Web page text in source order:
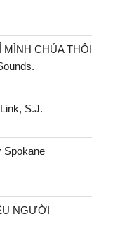
MÌNH CHÚA THÔI
S.J.
Spokane
NGƯỜI